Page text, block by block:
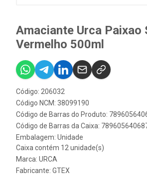
Amaciante Urca Paixao
Vermelho 500ml
Código: 206032
Código NCM: 38099190
Código de Barras do Produto:
Código de Barras da Caixa:
Embalagem: Unidade
Caixa contém 12 unidade(s)
Marca: URCA
Fabricante: GTEX